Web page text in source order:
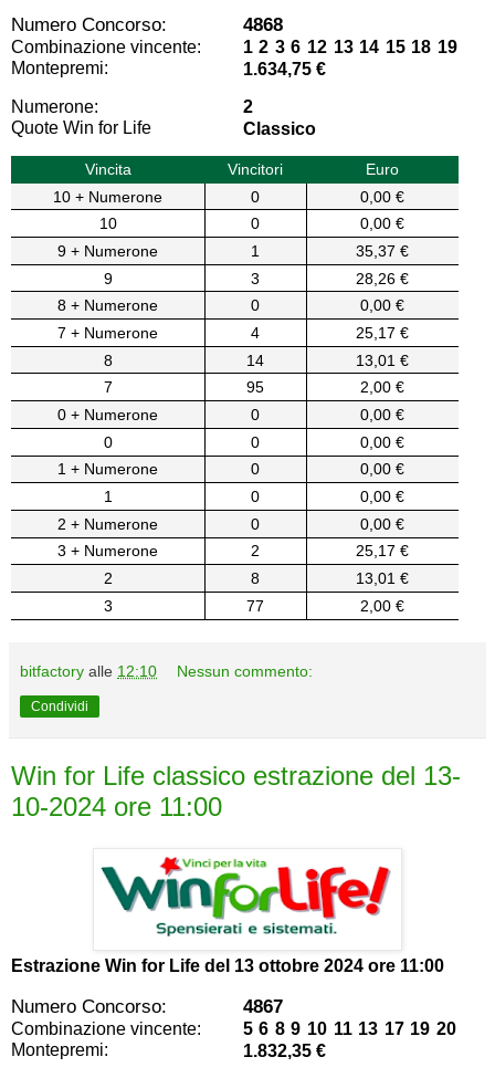
Numero Concorso: 4868
Combinazione vincente:
1 2 3 6 12 13 14 15 18 19
Montepremi:
1.634,75 €
Numerone:
2
Quote Win for Life
Classico
Vincita Vincitori
Euro
10 + Numerone
0
0,00 €
10
0
0,00 €
9 + Numerone
1
35,37 €
9
3
28,26 €
8 + Numerone
0
0,00 €
7 + Numerone
4
25,17 €
8
14
13,01 €
7
95
2,00 €
0 + Numerone
0
0,00 €
0
0
0,00 €
1 + Numerone
0
0,00 €
1
0
0,00 €
2 + Numerone
0
0,00 €
3 + Numerone
2
25,17 €
2
8
13,01 €
3
77 2,00 €
bitfactory alle 12:10 Nessun commento:
Condividi
Win for Life classico estrazione del 13-
10-2024 ore 11:00
Estrazione Win for Life del 13 ottobre 2024 ore 11:00
Numero Concorso: 4867
Combinazione vincente:
5 6 8 9 10 11 13 17 19 20
Montepremi:
1.832,35 €